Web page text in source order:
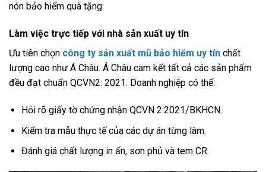
nón bảo hiểm quà tặng:
Làm việc trực tiếp với nhà sản xuất uy tín
Ưu tiên chọn công ty sản xuất mũ bảo hiểm uy tín chất
lượng cao như Á Châu. Á Châu cam kết tất cả các sản phẩm
đều đạt chuẩn QCVN2: 2021. Doanh nghiệp có thể:
Hỏi rõ giấy tờ chứng nhận QCVN 2:2021/BKHCN.
Kiểm tra mẫu thực tế của các dự án từng làm.
Đánh giá chất lượng in ấn, sơn phủ và tem CR.